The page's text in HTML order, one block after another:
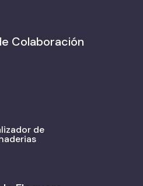
Colaboración
de